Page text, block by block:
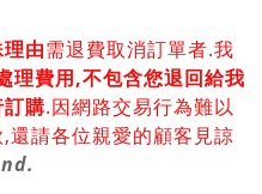
由需退費取消訂單者.我
理費用,不包含您退回給我
購.因網路交易行為難以
還請各位親愛的顧客見諒